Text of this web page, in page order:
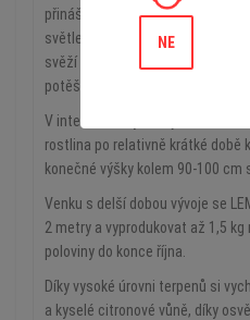
přináší významné výnosy
světle zelených pupenů se
svěží citronově citrusové aroma,
potěšení.
V interiérech využívajících
rostlina po relativně krátké době
konečné výšky kolem 90-100 cm
Venku s delší dobou vývoje se
2 metry a vyprodukovat až 1,5
poloviny do konce října.
Díky vysoké úrovni terpenů si
a kyselé citronové vůně, díky
NE